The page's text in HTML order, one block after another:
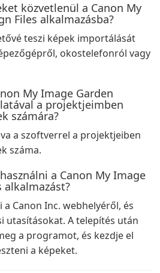
közvetlenül a Canon My
Files alkalmazásba?
teszi képek importálását
okostelefonról vagy
My Image Garden
a projektjeimben
számára?
a szoftverrel a projektjeiben
száma.
a Canon My Image
alkalmazást?
Canon Inc. webhelyéről, és
utasításokat. A telepítés után
a programot, és kezdje el
a képeket.